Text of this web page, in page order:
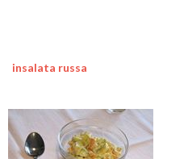
insalata russa